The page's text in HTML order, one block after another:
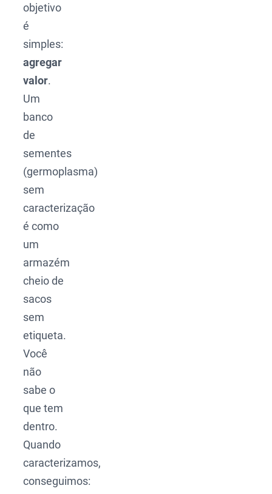
objetivo
é
simples:
agregar
valor.
Um
banco
de
sementes
(germoplasma)
sem
caracterização
é como
um
armazém
cheio de
sacos
sem
etiqueta.
Você
não
sabe o
que tem
dentro.
Quando
caracterizamos,
conseguimos: